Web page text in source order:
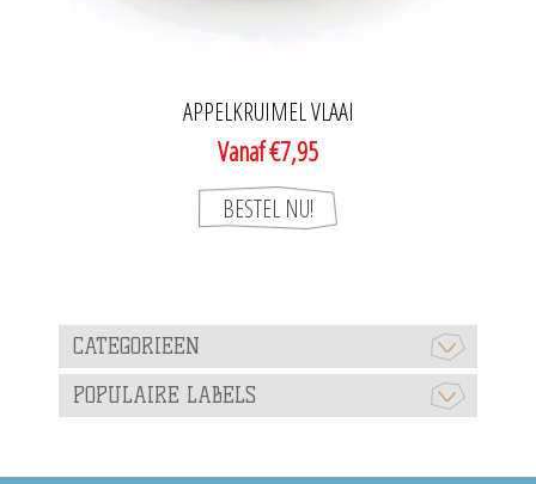
APPELKRUIMEL VLAAI
Vanaf €7,95
CATEGORIEEN
POPULAIRE LABELS